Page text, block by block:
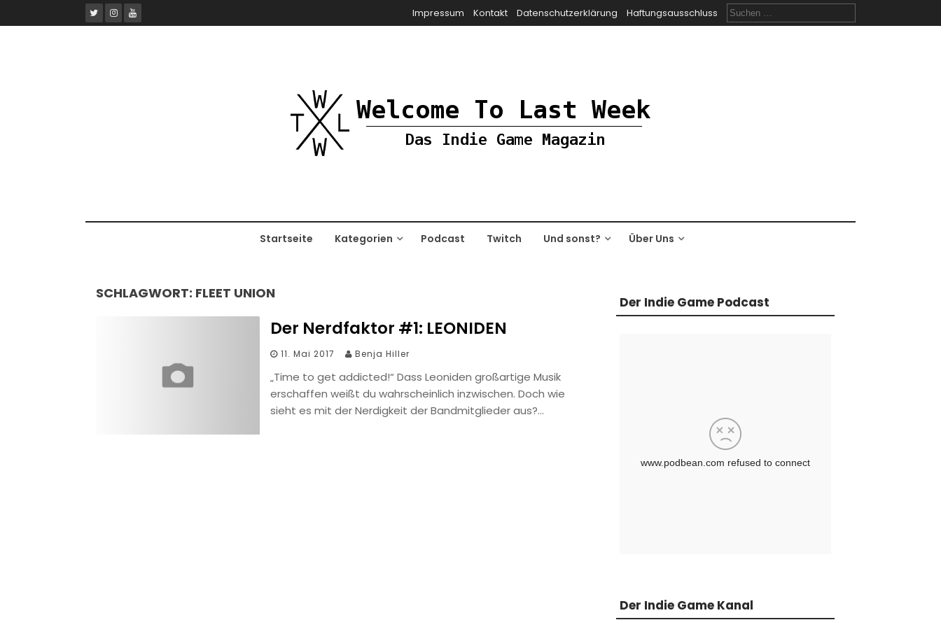
to
Impressum Kontakt Datenschutzerklärung Haftungsausschluss
Suchen
nach:
Startseite Kategorien Podcast Twitch Und sonst? Über Uns
SCHLAGWORT: FLEET UNION
Der Nerdfaktor #1: LEONIDEN
11. Mai 2017 Benja Hiller
„Time to get addicted!“ Dass Leoniden großartige Musik
erschaffen weißt du wahrscheinlich inzwischen. Doch wie
sieht es mit der Nerdigkeit der Bandmitglieder aus?…
Der Indie Game Podcast
Der Indie Game Kanal